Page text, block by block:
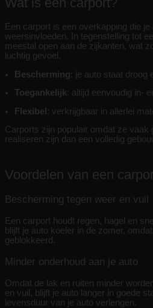
Een carport is een overkapping die
weersinvloeden. In tegenstelling tot
meestal open aan de zijkanten, wat
luchtig gevoel.
Bescherming: je auto staat droog
Toegankelijk: altijd eenvoudig in-
Flexibel : verkrijgbaar in allerlei
Carports zijn populair omdat ze vaak
realiseren zijn dan een volledig
Voordelen van een
Bescherming tegen weer en vuil
Een carport houdt regen, hagel en
blijft je auto koeler in de zomer,
geblokkeerd.
Minder onderhoud aan je auto
Omdat de lak en ruiten minder
en vuil, blijft je auto langer in goede
levensduur van je auto verlengen.